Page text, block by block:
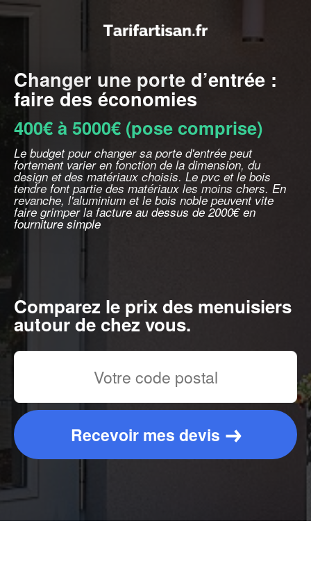
Changer une porte d’entrée :
faire des économies
400€ à 5000€ (pose comprise)
Le budget pour changer sa porte d'entrée peut
fortement varier en fonction de la dimension, du
design et des matériaux choisis. Le pvc et le bois
tendre font partie des matériaux les moins chers. En
revanche, l'aluminium et le bois noble peuvent vite
faire grimper la facture au dessus de 2000€ en
fourniture simple
Comparez le prix des menuisiers
autour de chez vous.
Recevoir mes devis